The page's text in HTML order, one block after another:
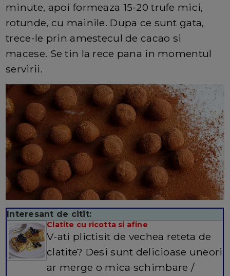
minute, apoi formeaza 15-20 trufe mici,
rotunde, cu mainile. Dupa ce sunt gata,
trece-le prin amestecul de cacao si
macese. Se tin la rece pana in momentul
servirii.
Interesant de citit:
Clatite cu ricotta si afine
V-ati plictisit de vechea reteta de
clatite? Desi sunt delicioase uneori
ar merge o mica schimbare /